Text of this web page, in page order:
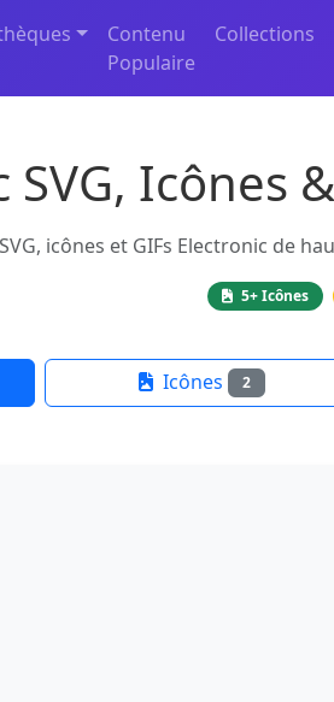
Contenu
Populaire
Collections
SVG, Icônes
icônes et GIFs Electronic de
5+ Icônes
Icônes 2